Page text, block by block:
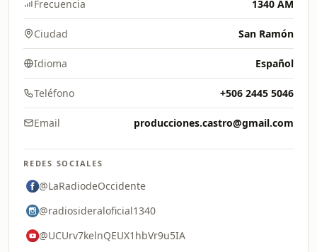
Frecuencia 1340 AM
Ciudad San Ramón
Idioma Español
Teléfono +506 2445 5046
Email producciones.castro@gmail.com
REDES SOCIALES
@LaRadiodeOccidente
@radiosideraloficial1340
@UCUrv7kelnQEUX1hbVr9u5IA